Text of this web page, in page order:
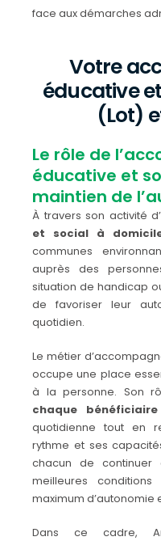
face aux démarches
Votre
éducative
(Lot)
Le rôle de
éducative et
maintien de
À travers son activité d’
et social à
communes
auprès des
situation de handicap
de favoriser leur
quotidien.
Le métier
occupe une place
à la personne. Son
chaque bénéficiaire
quotidienne tout en
rythme et ses
chacun de
meilleures
maximum d’autonomie
Dans ce cadre,